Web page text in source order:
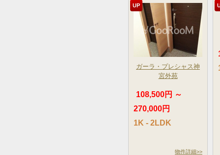
UP
ガーラ・プレシャス神
宮外苑
108,500円 ～
270,000円
1K - 2LDK
物件詳細>>